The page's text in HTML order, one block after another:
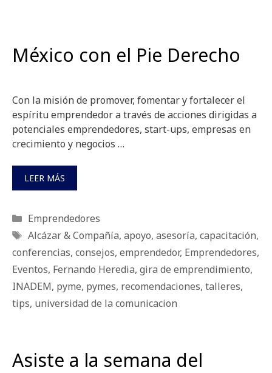
México con el Pie Derecho
Con la misión de promover, fomentar y fortalecer el
espíritu emprendedor a través de acciones dirigidas a
potenciales emprendedores, start-ups, empresas en
crecimiento y negocios …
LEER MÁS
Categorías
Emprendedores
Etiquetas
Alcázar & Compañía, apoyo, asesoría, capacitación,
conferencias, consejos, emprendedor, Emprendedores,
Eventos, Fernando Heredia, gira de emprendimiento,
INADEM, pyme, pymes, recomendaciones, talleres,
tips, universidad de la comunicacion
Asiste a la semana del